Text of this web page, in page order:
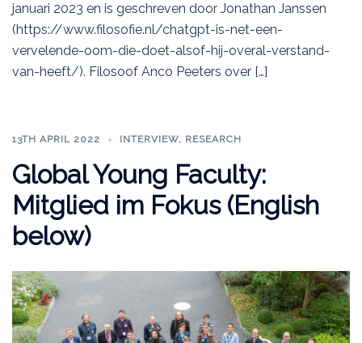
januari 2023 en is geschreven door Jonathan Janssen
(https://www.filosofie.nl/chatgpt-is-net-een-
vervelende-oom-die-doet-alsof-hij-overal-verstand-
van-heeft/). Filosoof Anco Peeters over […]
13TH APRIL 2022 INTERVIEW, RESEARCH
Global Young Faculty:
Mitglied im Fokus (English
below)